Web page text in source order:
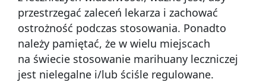
przestrzegać zaleceń lekarza i zachować
ostrożność podczas stosowania. Ponadto
należy pamiętać, że w wielu miejscach
na świecie stosowanie marihuany leczniczej
jest nielegalne i/lub ściśle regulowane.